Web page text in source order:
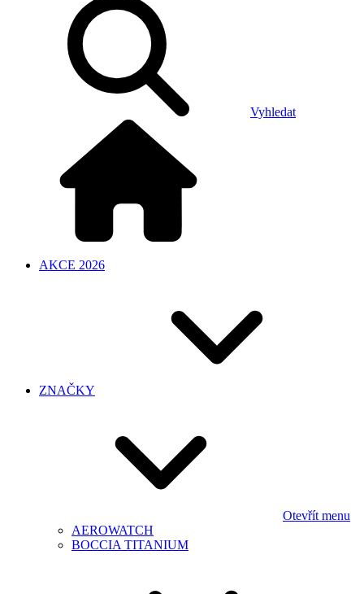
Vyhledat
AKCE 2026
ZNAČKY
Otevřít menu
AEROWATCH
BOCCIA TITANIUM